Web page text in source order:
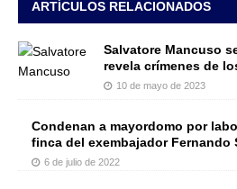
ARTÍCULOS RELACIONADOS
Salvatore Mancuso
revela crímenes de
10 de mayo de 2023
Condenan a mayordomo por
finca del exembajador Fernando
6 de julio de 2022